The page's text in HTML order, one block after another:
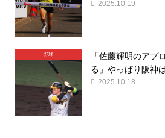
2025.10.19
野球
「佐藤輝明のアプ
る」やっぱり阪神
2025.10.18